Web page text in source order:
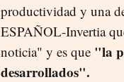
productividad y una
ESPAÑOL-Invertia
noticia" y es que "la
desarrollados".